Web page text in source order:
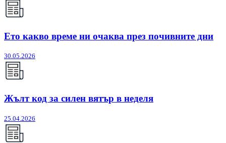
Ето какво време ни очаква през почивните дни
30.05.2026
Жълт код за силен вятър в неделя
25.04.2026